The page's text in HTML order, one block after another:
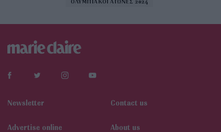
Newsletter Contact us
Αdvertise online About us